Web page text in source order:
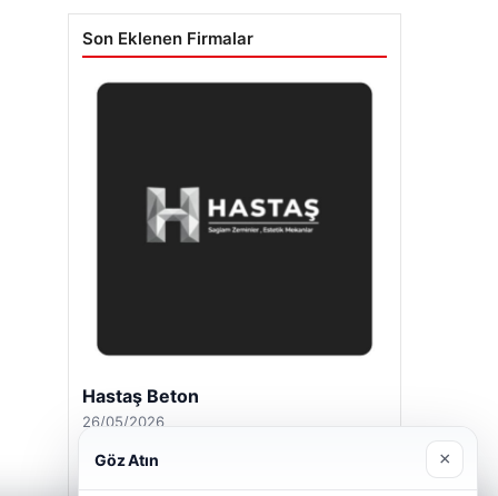
Son Eklenen Firmalar
Prenses Night Club
29/04/2026
Göz Atın ×